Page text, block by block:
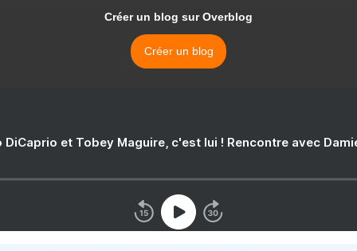
Créer un blog sur Overblog
Créer un blog
DiCaprio et Tobey Maguire, c'est lui ! Rencontre avec